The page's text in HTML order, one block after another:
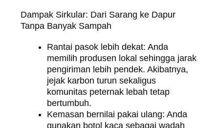
Dampak Sirkular: Dari Sarang ke Dapur
Tanpa Banyak Sampah
Rantai pasok lebih dekat: Anda
memilih produsen lokal sehingga jarak
pengiriman lebih pendek. Akibatnya,
jejak karbon turun sekaligus
komunitas peternak lebah tetap
bertumbuh.
Kemasan bernilai pakai ulang: Anda
gunakan botol kaca sebagai wadah